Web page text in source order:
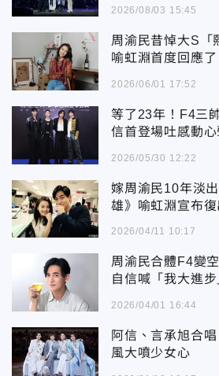
2026/08/03 15:45
周渝民昔悼大S「
喻虹淵首度回應了
2026/06/01 17:52
等了23年！F4三
信首登場吐感動心
2026/05/30 12:22
嫁周渝民10年淡
雄》喻虹淵宣布復
2026/04/11 10:17
周渝民合體F4變
自信喊「我大進步
2026/04/01 16:44
阿信、言承旭合
風大噴少女心